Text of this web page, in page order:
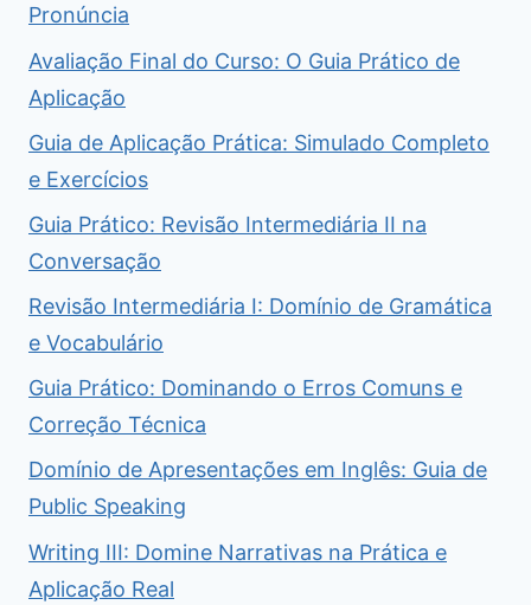
Pronúncia
Avaliação Final do Curso: O Guia Prático de
Aplicação
Guia de Aplicação Prática: Simulado Completo
e Exercícios
Guia Prático: Revisão Intermediária II na
Conversação
Revisão Intermediária I: Domínio de Gramática
e Vocabulário
Guia Prático: Dominando o Erros Comuns e
Correção Técnica
Domínio de Apresentações em Inglês: Guia de
Public Speaking
Writing III: Domine Narrativas na Prática e
Aplicação Real